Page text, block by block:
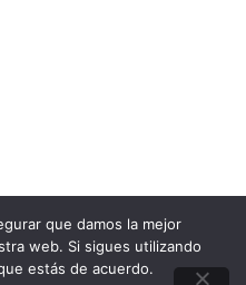
que damos la mejor
web. Si sigues utilizando
estás de acuerdo.